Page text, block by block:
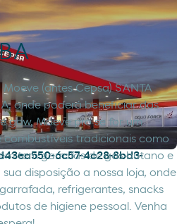
(antes Cepsa) SANTA
onde poderá beneficiar das
gow, Moeve pro se for um
combustíveis tradicionais como
tem garrafas de gás butano e
disposição a nossa loja, onde
refrigerantes, snacks
de higiene pessoal. Venha